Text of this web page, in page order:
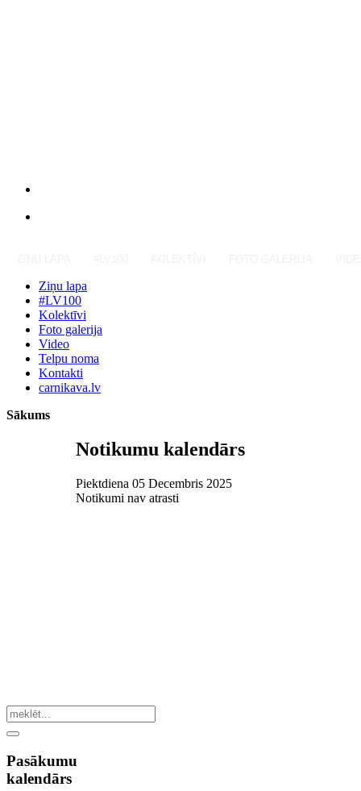
Ziņu lapa
#LV100
Kolektīvi
Foto galerija
Video
Telpu noma
Kontakti
carnikava.lv
Sākums
Notikumu kalendārs
Piektdiena 05 Decembris 2025
Notikumi nav atrasti
Pasākumu
kalendārs